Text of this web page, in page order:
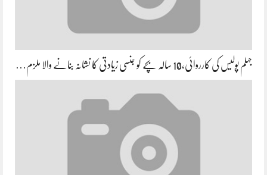
جہلم پولیس کی کارروائی،10 سالہ بچے کو جنسی زیادتی کا نشانہ بنانے والا ملزم…